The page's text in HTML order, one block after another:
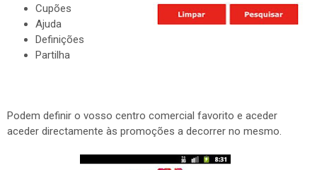
Cupões
Ajuda
Definições
Partilha
Podem definir o vosso centro comercial favorito e aceder
aceder directamente às promoções a decorrer no mesmo.